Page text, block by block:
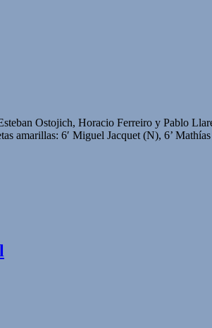
Ostojich, Horacio Ferreiro y Pablo
amarillas: 6′ Miguel Jacquet (N), 6’